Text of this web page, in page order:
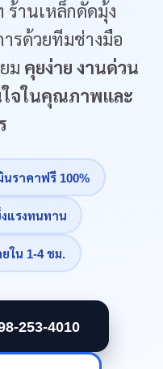
ร้านเหล็กดัดมุ้ง
รด้วยทีมช่างมือ
ม คุยง่าย งานด่วน
ใจในคุณภาพและ
นราคาฟรี 100%
แรงทนทาน
ใน 1-4 ชม.
253-4010